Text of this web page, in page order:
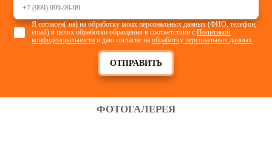
ОТПРАВИТЬ
Я согласен(-на) на обработку моих персональных данных (ФИО, телефон,
email) в целях обработки обращения в соответствии сПолитикой
конфиденциальности и даю согласие наобработку персональных данных.
ФОТОГАЛЕРЕЯ